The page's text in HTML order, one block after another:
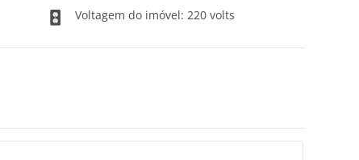
Voltagem do imóvel: 220 volts